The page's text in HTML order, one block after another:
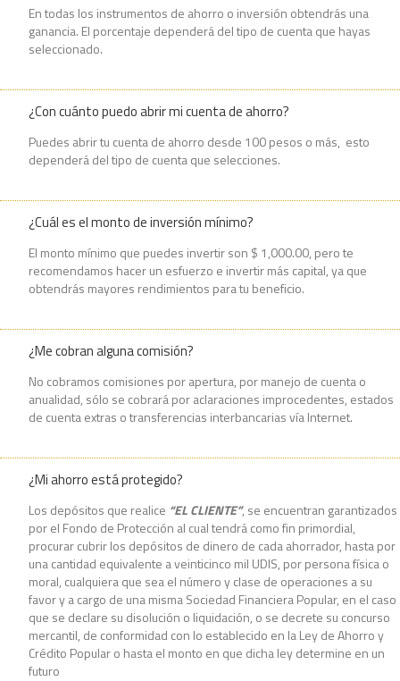
En todas los instrumentos de ahorro o inversión obtendrás una
ganancia. El porcentaje dependerá del tipo de cuenta que hayas
seleccionado.
¿Con cuánto puedo abrir mi cuenta de ahorro?
Puedes abrir tu cuenta de ahorro desde 100 pesos o más, esto
dependerá del tipo de cuenta que selecciones.
¿Cuál es el monto de inversión mínimo?
El monto mínimo que puedes invertir son $ 1,000.00, pero te
recomendamos hacer un esfuerzo e invertir más capital, ya que
obtendrás mayores rendimientos para tu beneficio.
¿Me cobran alguna comisión?
No cobramos comisiones por apertura, por manejo de cuenta o
anualidad, sólo se cobrará por aclaraciones improcedentes, estados
de cuenta extras o transferencias interbancarias vía Internet.
¿Mi ahorro está protegido?
Los depósitos que realice “EL CLIENTE”, se encuentran garantizados
por el Fondo de Protección al cual tendrá como fin primordial,
procurar cubrir los depósitos de dinero de cada ahorrador, hasta por
una cantidad equivalente a veinticinco mil UDIS, por persona física o
moral, cualquiera que sea el número y clase de operaciones a su
favor y a cargo de una misma Sociedad Financiera Popular, en el caso
que se declare su disolución o liquidación, o se decrete su concurso
mercantil, de conformidad con lo establecido en la Ley de Ahorro y
Crédito Popular o hasta el monto en que dicha ley determine en un
futuro